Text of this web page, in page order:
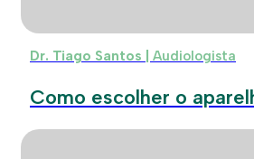
Dr. Tiago Santos | Audiologista
Como escolher o